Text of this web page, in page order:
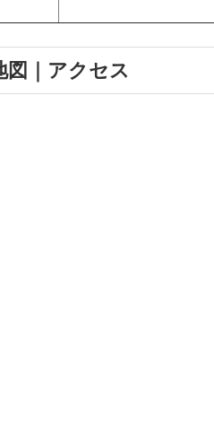
図｜アクセス